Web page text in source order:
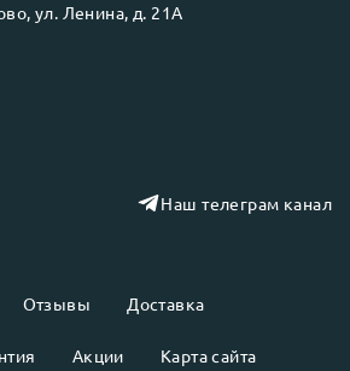
Отзывы Доставка
Акции Карта сайта
, ул. Ленина, д. 21А
Наш телеграм канал